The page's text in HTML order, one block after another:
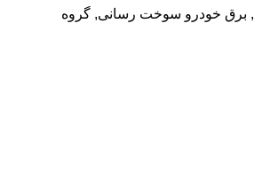
, برق خودرو سوخت رسانی, گروه